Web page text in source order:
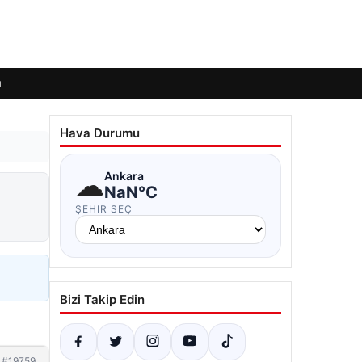
Hava Durumu
☁Ankara
NaN°C
ŞEHIR SEÇ
Bizi Takip Edin